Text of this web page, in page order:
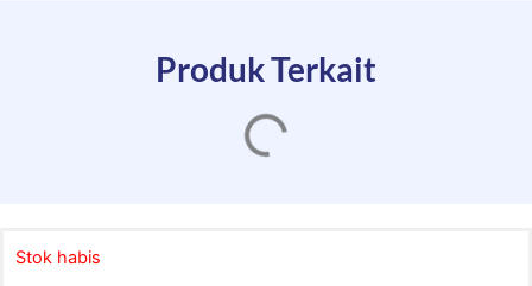
Produk Terkait
Stok habis